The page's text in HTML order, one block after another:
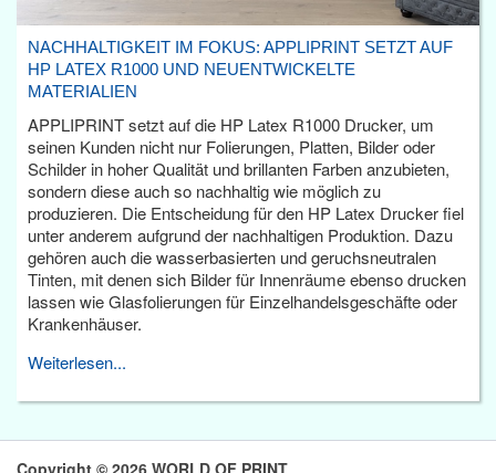
NACHHALTIGKEIT IM FOKUS: APPLIPRINT SETZT AUF
HP LATEX R1000 UND NEUENTWICKELTE
MATERIALIEN
APPLIPRINT setzt auf die HP Latex R1000 Drucker, um
seinen Kunden nicht nur Folierungen, Platten, Bilder oder
Schilder in hoher Qualität und brillanten Farben anzubieten,
sondern diese auch so nachhaltig wie möglich zu
produzieren. Die Entscheidung für den HP Latex Drucker fiel
unter anderem aufgrund der nachhaltigen Produktion. Dazu
gehören auch die wasserbasierten und geruchsneutralen
Tinten, mit denen sich Bilder für Innenräume ebenso drucken
lassen wie Glasfolierungen für Einzelhandelsgeschäfte oder
Krankenhäuser.
Weiterlesen...